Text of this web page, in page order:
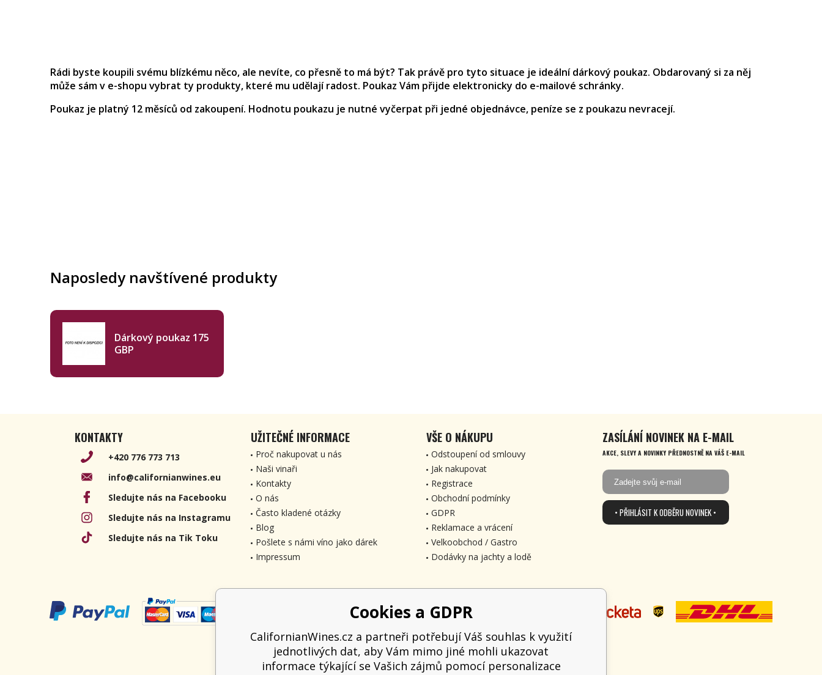
Rádi byste koupili svému blízkému něco, ale nevíte, co přesně to má být? Tak právě pro tyto situace je ideální dárkový poukaz. Obdarovaný si za něj
může sám v e-shopu vybrat ty produkty, které mu udělají radost. Poukaz Vám přijde elektronicky do e-mailové schránky.
Poukaz je platný 12 měsíců od zakoupení. Hodnotu poukazu je nutné vyčerpat při jedné objednávce, peníze se z poukazu nevracejí.
Naposledy navštívené produkty
Dárkový poukaz 175
GBP
KONTAKTY
+420 776 773 713
info@californianwines.eu
Sledujte nás na Facebooku
Sledujte nás na Instagramu
Sledujte nás na Tik Toku
UŽITEČNÉ INFORMACE
Proč nakupovat u nás
Naši vinaři
Kontakty
O nás
Často kladené otázky
Blog
Pošlete s námi víno jako dárek
Impressum
VŠE O NÁKUPU
Odstoupení od smlouvy
Jak nakupovat
Registrace
Obchodní podmínky
GDPR
Reklamace a vrácení
Velkoobchod / Gastro
Dodávky na jachty a lodě
ZASÍLÁNÍ NOVINEK NA E-MAIL
AKCE, SLEVY A NOVINKY PŘEDNOSTNĚ NA VÁŠ E-MAIL
• PŘIHLÁSIT K ODBĚRU NOVINEK •
Cookies a GDPR
CalifornianWines.cz a partneři potřebují Váš souhlas k využití
jednotlivých dat, aby Vám mimo jiné mohli ukazovat
informace týkající se Vašich zájmů pomocí personalizace